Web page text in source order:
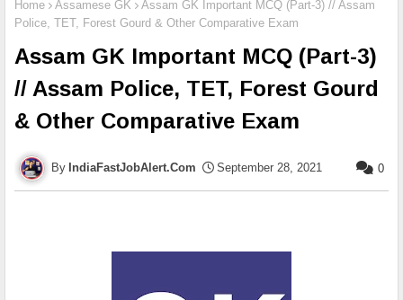
Home Assamese GK
Assam GK Important MCQ (Part-3) // Assam
Police, TET, Forest Gourd & Other Comparative Exam
Assam GK Important MCQ (Part-3)
// Assam Police, TET, Forest Gourd
& Other Comparative Exam
IndiaFastJobAlert.Com September 28, 2021 0